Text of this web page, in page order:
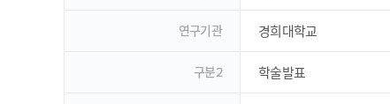
연구기관 경희대학교
구분2 학술발표